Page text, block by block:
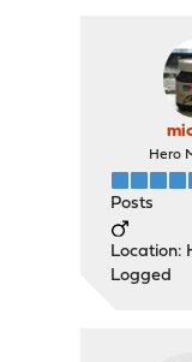
Hero
Posts
Location:
Logged